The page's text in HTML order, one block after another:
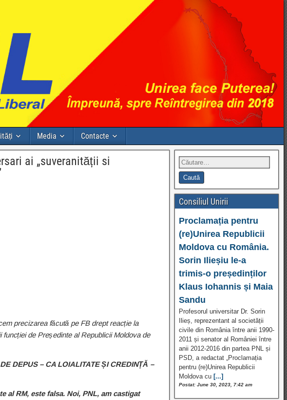
Media Contacte
ai „suveranității si
precizarea făcută pe FB drept reacție la
de Președinte al Republicii Moldova de
DEPUS – CA LOIALITATE ȘI CREDINȚĂ –
al RM, este falsa. Noi, PNL, am castigat
Consiliul Unirii
Proclamația pentru
(re)Unirea Republicii
Moldova cu România.
Sorin Ilieșiu le-a
trimis-o președinților
Klaus Iohannis și Maia
Sandu
Profesorul universitar Dr. Sorin
Ilieș, reprezentant al societății
civile din România între anii 1990-
2011 și senator al României între
anii 2012-2016 din partea PNL și
PSD, a redactat „Proclamația
pentru (re)Unirea Republicii
Moldova cu [...]
Postat: June 30, 2023, 7:42 am